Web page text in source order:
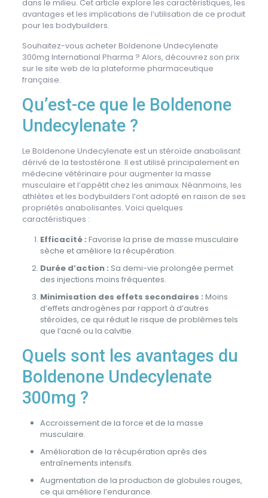
dans le milieu. Cet article explore les caractéristiques, les
avantages et les implications de l’utilisation de ce produit
pour les bodybuilders.
Souhaitez-vous acheter Boldenone Undecylenate
300mg International Pharma ? Alors, découvrez son prix
sur le site web de la plateforme pharmaceutique
française.
Qu’est-ce que le Boldenone
Undecylenate ?
Le Boldenone Undecylenate est un stéroïde anabolisant
dérivé de la testostérone. Il est utilisé principalement en
médecine vétérinaire pour augmenter la masse
musculaire et l’appétit chez les animaux. Néanmoins, les
athlètes et les bodybuilders l’ont adopté en raison de ses
propriétés anabolisantes. Voici quelques
caractéristiques :
Efficacité : Favorise la prise de masse musculaire
sèche et améliore la récupération.
Durée d’action : Sa demi-vie prolongée permet
des injections moins fréquentes.
Minimisation des effets secondaires : Moins
d’effets androgènes par rapport à d’autres
stéroïdes, ce qui réduit le risque de problèmes tels
que l’acné ou la calvitie.
Quels sont les avantages du
Boldenone Undecylenate
300mg ?
Accroissement de la force et de la masse
musculaire.
Amélioration de la récupération après des
entraînements intensifs.
Augmentation de la production de globules rouges,
ce qui améliore l’endurance.